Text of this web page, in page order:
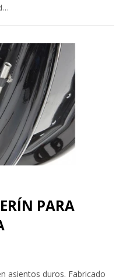
Soporte de banderín para asientos de fibra
PARA
asientos duros. Fabricado